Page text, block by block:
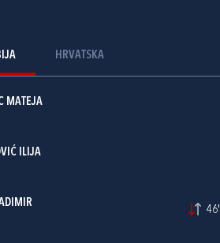
HRVATSKA
MATEJA
ILIJA
46'